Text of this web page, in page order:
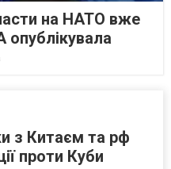
на НАТО вже
з Китаєм та рф
проти Куби